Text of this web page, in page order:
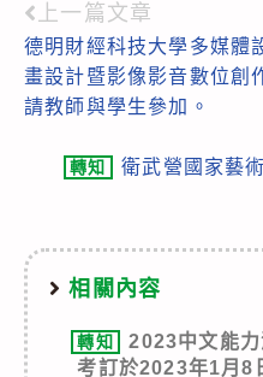
Read
more
articles
上一篇文章
德明財經科技大學多媒體
畫設計暨影像影音數位創
請教師與學生參加。
轉知
衛武營國家藝
相關內容
轉知
2023中文能
考訂於2023年1月8